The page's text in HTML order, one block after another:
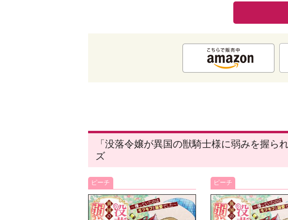
「没落令嬢が異国の獣騎士様に弱みを握
ズ
ピーチ ピーチ